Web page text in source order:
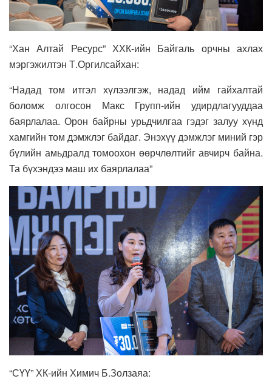
“Хан Алтай Ресурс” ХХК-ийн Байгаль орчны ахлах
мэргэжилтэн Т.Оргилсайхан:
“Надад том итгэл хүлээлгэж, надад ийм гайхалтай
боломж олгосон Макс Групп-ийн удирдлагууддаа
баярлалаа. Орон байрны урьдчилгаа гэдэг залуу хүнд
хамгийн том дэмжлэг байдаг. Энэхүү дэмжлэг миний гэр
бүлийн амьдралд томоохон өөрчлөлтийг авчирч байна.
Та бүхэндээ маш их баярлалаа”
“СҮҮ” ХК-ийн Химич Б.Золзаяа: